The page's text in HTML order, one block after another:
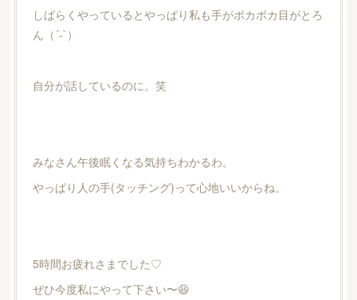
しばらくやっているとやっぱり私も手がポカポカ目がとろ
ん（´-`）
自分が話しているのに。笑
みなさん午後眠くなる気持ちわかるわ。
やっぱり人の手(タッチング)って心地いいからね。
5時間お疲れさまでした♡
ぜひ今度私にやって下さい〜😆